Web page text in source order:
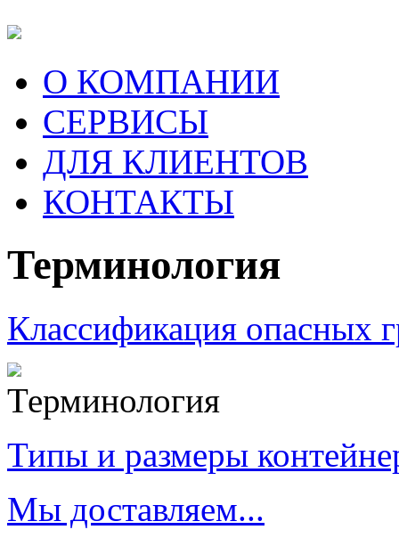
О КОМПАНИИ
СЕРВИСЫ
ДЛЯ КЛИЕНТОВ
КОНТАКТЫ
Терминология
Классификация опасных
Терминология
Типы и размеры
Мы доставляем...